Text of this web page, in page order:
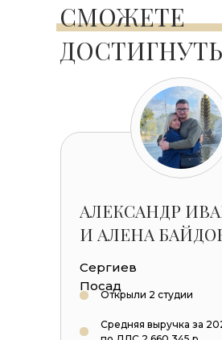
СМОЖЕТЕ
АЛЕКСАНДР
И АЛЕНА
Сергиев
Посад
Открыли 2 студии
Средняя выручка за